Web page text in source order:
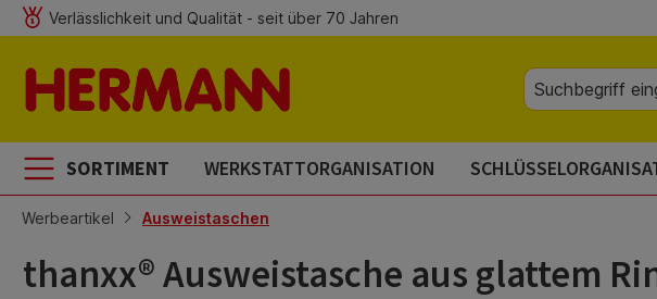
Hauptinhalt springen
Zur Suche springen
Zur Hauptnavigation springen
Verlässlichkeit und Qualität - seit über 70 Jahren
SORTIMENT WERKSTATTORGANISATION
Werbeartikel Ausweistaschen
thanxx® Ausweistasche aus glattem